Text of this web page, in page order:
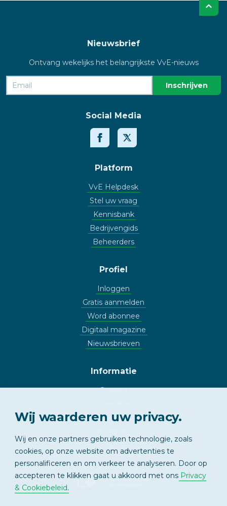
Nieuwsbrief
Ontvang wekelijks het belangrijkste VvE-nieuws
Social Media
Platform
VvE Helpdesk
Stel uw vraag
Kennisbank
Bedrijvengids
Beheerders
Profiel
Inloggen
Gratis aanmelden
Word abonnee
Digitaal magazine
Nieuwsbrieven
Informatie
Contact
Copyright
APPARTEMENT
Wij waarderen uw privacy.
Wij en onze partners gebruiken technologie, zoals
cookies, op onze website om advertenties te
personalificeren en om verkeer te analyseren. Door op
accepteren te klikken gaat u akkoord met ons Privacy
& Cookiebeleid.